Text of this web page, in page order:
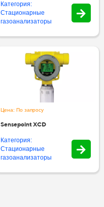
Категория:
Стационарные
газоанализаторы
Цена: По запросу
Sensepoint XCD
Категория:
Стационарные
газоанализаторы